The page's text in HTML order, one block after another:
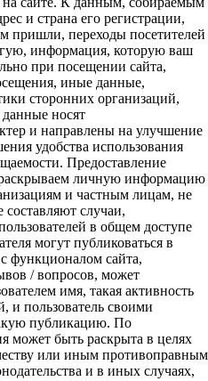
и страна его регистрации,
пришли, переходы посетителей
информация, которую ваш
при посещении сайта,
иные данные,
сторонних организаций,
носят
и направлены на улучшение
удобства использования
Предоставление
личную информацию
и частным лицам, не
случаи,
в общем доступе
могут публиковаться в
функционалом сайта,
/ вопросов, может
имя, такая активность
и пользователь своими
публикацию. По
может быть раскрыта в целях
или иным противоправным
и в иных случаях,